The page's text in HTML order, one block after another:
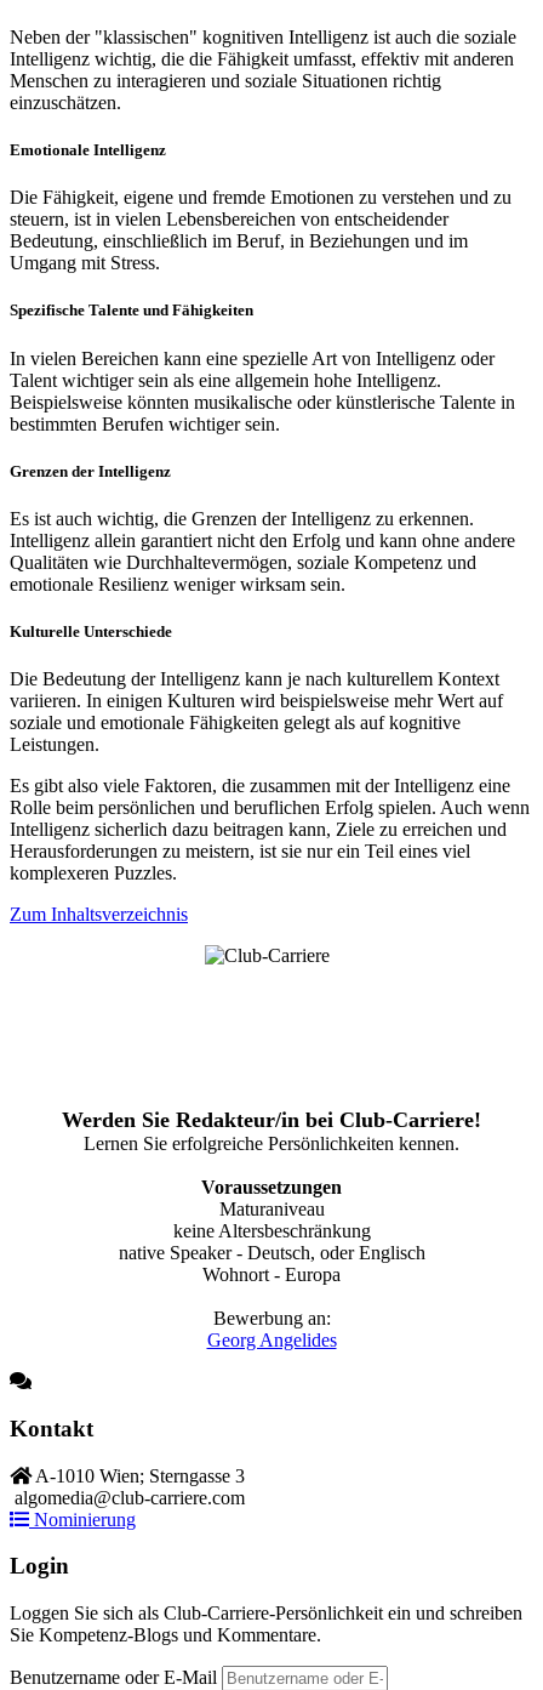
Neben der "klassischen" kognitiven Intelligenz ist auch die soziale
Intelligenz wichtig, die die Fähigkeit umfasst, effektiv mit anderen
Menschen zu interagieren und soziale Situationen richtig
einzuschätzen.
Emotionale Intelligenz
Die Fähigkeit, eigene und fremde Emotionen zu verstehen und zu
steuern, ist in vielen Lebensbereichen von entscheidender
Bedeutung, einschließlich im Beruf, in Beziehungen und im
Umgang mit Stress.
Spezifische Talente und Fähigkeiten
In vielen Bereichen kann eine spezielle Art von Intelligenz oder
Talent wichtiger sein als eine allgemein hohe Intelligenz.
Beispielsweise könnten musikalische oder künstlerische Talente in
bestimmten Berufen wichtiger sein.
Grenzen der Intelligenz
Es ist auch wichtig, die Grenzen der Intelligenz zu erkennen.
Intelligenz allein garantiert nicht den Erfolg und kann ohne andere
Qualitäten wie Durchhaltevermögen, soziale Kompetenz und
emotionale Resilienz weniger wirksam sein.
Kulturelle Unterschiede
Die Bedeutung der Intelligenz kann je nach kulturellem Kontext
variieren. In einigen Kulturen wird beispielsweise mehr Wert auf
soziale und emotionale Fähigkeiten gelegt als auf kognitive
Leistungen.
Es gibt also viele Faktoren, die zusammen mit der Intelligenz eine
Rolle beim persönlichen und beruflichen Erfolg spielen. Auch wenn
Intelligenz sicherlich dazu beitragen kann, Ziele zu erreichen und
Herausforderungen zu meistern, ist sie nur ein Teil eines viel
komplexeren Puzzles.
Zum Inhaltsverzeichnis
Werden Sie Redakteur/in bei Club-Carriere!
Lernen Sie erfolgreiche Persönlichkeiten kennen.
Voraussetzungen
Maturaniveau
keine Altersbeschränkung
native Speaker - Deutsch, oder Englisch
Wohnort - Europa
Bewerbung an:
Georg Angelides
Kontakt
A-1010 Wien; Sterngasse 3
algomedia@club-carriere.com
Nominierung
Login
Loggen Sie sich als Club-Carriere-Persönlichkeit ein und schreiben
Sie Kompetenz-Blogs und Kommentare.
Benutzername oder E-Mail